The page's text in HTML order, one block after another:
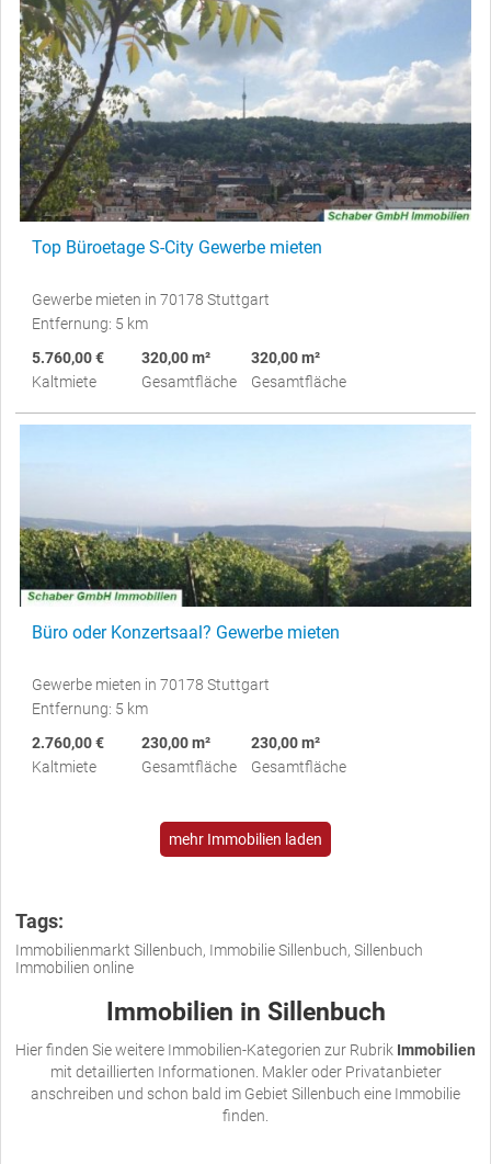
Top Büroetage S-City Gewerbe mieten
Gewerbe mieten in 70178 Stuttgart
Entfernung: 5 km
5.760,00 €
Kaltmiete
320,00 m²
Gesamtfläche
320,00 m²
Gesamtfläche
Büro oder Konzertsaal? Gewerbe mieten
Gewerbe mieten in 70178 Stuttgart
Entfernung: 5 km
2.760,00 €
Kaltmiete
230,00 m²
Gesamtfläche
230,00 m²
Gesamtfläche
mehr Immobilien laden
Tags:
Immobilienmarkt Sillenbuch, Immobilie Sillenbuch, Sillenbuch
Immobilien online
Immobilien in Sillenbuch
Hier finden Sie weitere Immobilien-Kategorien zur Rubrik Immobilien
mit detaillierten Informationen. Makler oder Privatanbieter
anschreiben und schon bald im Gebiet Sillenbuch eine Immobilie
finden.